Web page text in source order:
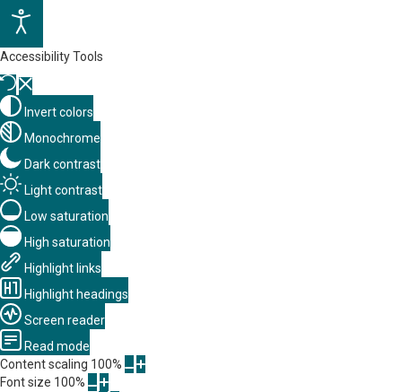
Accessibility Tools
Invert colors
Monochrome
Dark contrast
Light contrast
Low saturation
High saturation
Highlight links
Highlight headings
Screen reader
Read mode
Content scaling 100%
Font size 100%